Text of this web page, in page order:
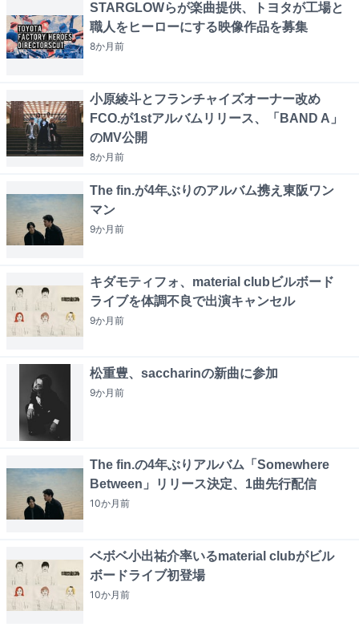
STARGLOWらが楽曲提供、トヨタが工場と
職人をヒーローにする映像作品を募集
8か月前
小原綾斗とフランチャイズオーナー改め
FCO.が1stアルバムリリース、「BAND A」
のMV公開
8か月前
The fin.が4年ぶりのアルバム携え東阪ワン
マン
9か月前
キダモティフォ、material clubビルボード
ライブを体調不良で出演キャンセル
9か月前
松重豊、saccharinの新曲に参加
9か月前
The fin.の4年ぶりアルバム「Somewhere
Between」リリース決定、1曲先行配信
10か月前
ベボベ小出祐介率いるmaterial clubがビル
ボードライブ初登場
10か月前